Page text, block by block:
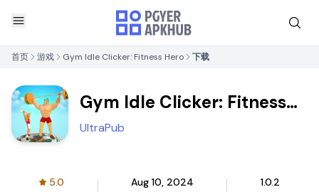
首页 游戏 Gym Idle Clicker: Fitness Hero 下载
Gym Idle Clicker: Fitness
Hero
UltraPub
5.0 Aug 10, 2024 1.0.2